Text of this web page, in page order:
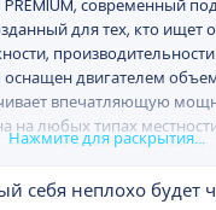
PREMIUM, современный
для тех, кто ищет
оснащен двигателем
впечатляющую
на любых типах
DAXTER 200
даже на самых
Нажмите для раскрытия...
себя неплохо будет